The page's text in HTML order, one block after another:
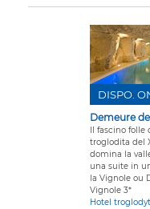
Demeure
Il fascino
troglodita del
domina la
una suite in
la Vignole ou
Vignole 3*
Hotel
DISPO.